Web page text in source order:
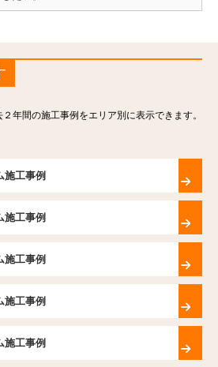
年間の施工事例をエリア別に表示できます。
施工事例
施工事例
施工事例
施工事例
施工事例